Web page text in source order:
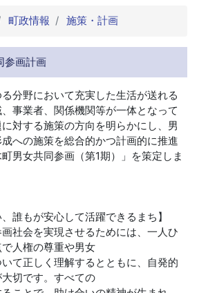
町政情報 施策・計画
参画計画
分野において充実した生活が送れる
事業者、関係機関等が一体となって
対する施策の方向を明らかにし、男
への施策を総合的かつ計画的に推進
男女共同参画（第1期）」を策定しま
、誰もが安心して活躍できるまち】
会を実現させるためには、一人ひ
人権の尊重や男女
正しく理解するとともに、自発的
切です。すべての